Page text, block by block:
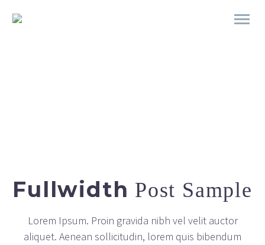
Fullwidth Post Sample
Lorem Ipsum. Proin gravida nibh vel velit auctor
aliquet. Aenean sollicitudin, lorem quis bibendum